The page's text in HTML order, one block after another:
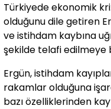
Türkiyede ekonomik
olduğunu dile getiren
ve istihdam kaybına
şekilde telafi edilmeye
Ergün, istihdam
rakamlar olduğuna
bazı özelliklerinden